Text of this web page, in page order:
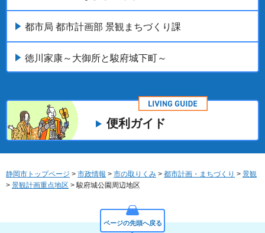
都市局 都市計画部 景観まちづくり課
徳川家康～大御所と駿府城下町～
便利ガイド
静岡市トップページ > 市政情報 > 市の取りくみ > 都市計画・まちづくり > 景観
> 景観計画重点地区 > 駿府城公園周辺地区
ページの先頭へ戻る